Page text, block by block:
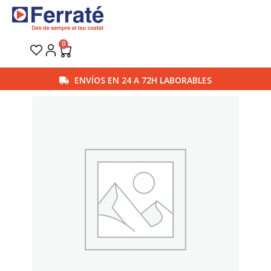
contenido
0
Carrito
ENVÍOS EN 24 A 72H LABORABLES